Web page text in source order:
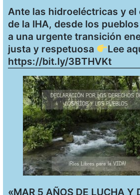
Ante las hidroeléctricas y el
de la IHA, desde los
a una urgente transición
justa y respetuosa
Lee
https://bit.ly/3BTHVKt
«MAR 5 AÑOS DE LUCHA Y